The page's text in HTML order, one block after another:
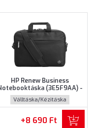
HP Renew Business
(3E5F9AA) -
Maximum 14.0" méretű
notebookokhoz - Fekete
színben
Válltáska/Kézitáska
Újrahasznosított műanyag
+8 690 Ft